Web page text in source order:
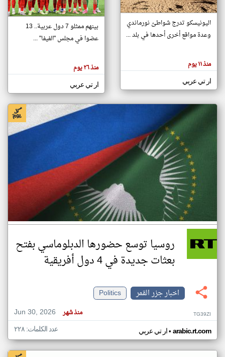
تغيير الدولة
اخبار جزر القمر على مدار الساعة
أهم اخبار جزر القمر العاجلة والمباشرة
هنا عن
وجهة
كاتبيها.
اليونيسكو تدرج شواطئ نورماندي
وعدة مواقع أخرى أحدها في بلد ...
منذ ١١ يوم
ار تي عربي
بينهم ممثلو 7 دول عربية.. 13
عضوا في مجلس "الفيفا" ...
منذ ٢٦ يوم
ار تي عربي
روسيا توسع حضورها الدبلوماسي بفتح
بعثات جديدة في 4 دول أفريقية
اخبار جزر القمر
Politics
Jun 30, 2026
منذ شهر TG39ZI
ار تي عربي• arabic.rt.com عدد الكلمات: ٢٢٨
klyoum.com